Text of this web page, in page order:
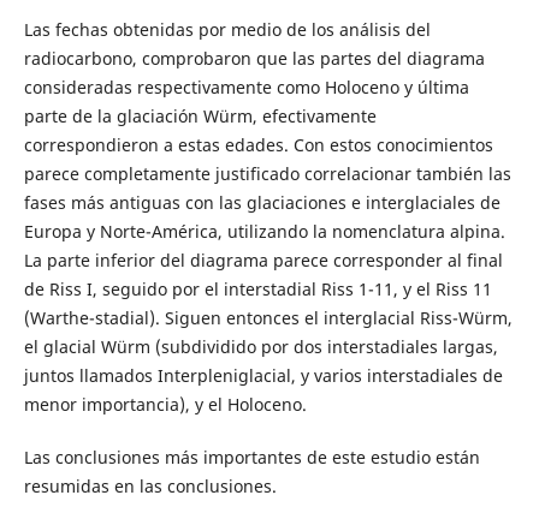
Las fechas obtenidas por medio de los análisis del
radiocarbono, comprobaron que las partes del diagrama
consideradas respectivamente como Holoceno y última
parte de la glaciación Würm, efectivamente
correspondieron a estas edades. Con estos conocimientos
parece completamente justificado correlacionar también las
fases más antiguas con las glaciaciones e interglaciales de
Europa y Norte-América, utilizando la nomenclatura alpina.
La parte inferior del diagrama parece corresponder al final
de Riss I, seguido por el interstadial Riss 1-11, y el Riss 11
(Warthe-stadial). Siguen entonces el interglacial Riss-Würm,
el glacial Würm (subdividido por dos interstadiales largas,
juntos llamados Interpleniglacial, y varios interstadiales de
menor importancia), y el Holoceno.
Las conclusiones más importantes de este estudio están
resumidas en las conclusiones.